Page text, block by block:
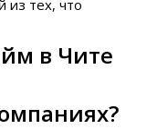
из тех, что
в Чите